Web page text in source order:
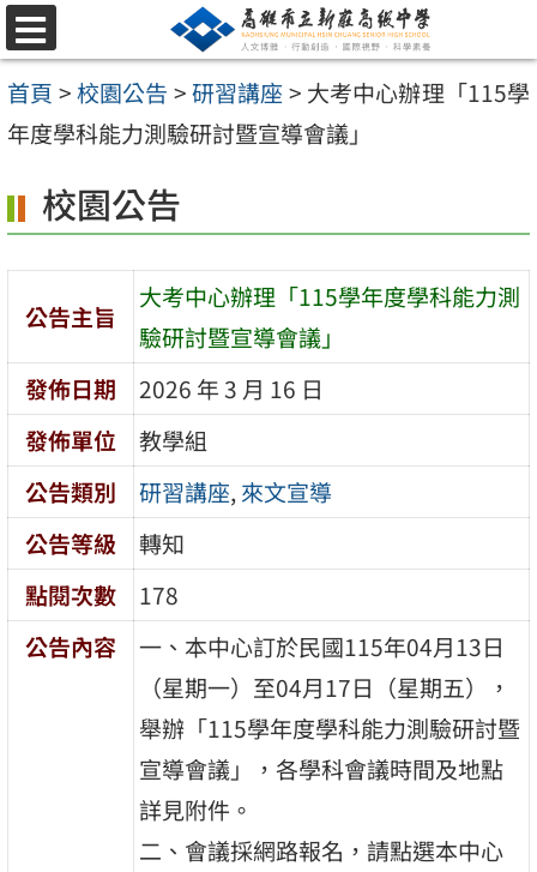
跳
至
主
要
容
區
選
單
首頁 >校園公告 >研習講座 > 大考中心辦理「115學
年度學科能力測驗研討暨宣導會議」
校園公告
公告主旨
大考中心辦理「115學年度學科能力測
驗研討暨宣導會議」
發佈日期
2026 年 3 月 16 日
發佈單位
教學組
公告類別
研習講座,來文宣導
公告等級
轉知
點閱次數
178
公告內容
一、本中心訂於民國115年04月13日
（星期一）至04月17日（星期五），
舉辦「115學年度學科能力測驗研討暨
宣導會議」，各學科會議時間及地點
詳見附件。
二、會議採網路報名，請點選本中心